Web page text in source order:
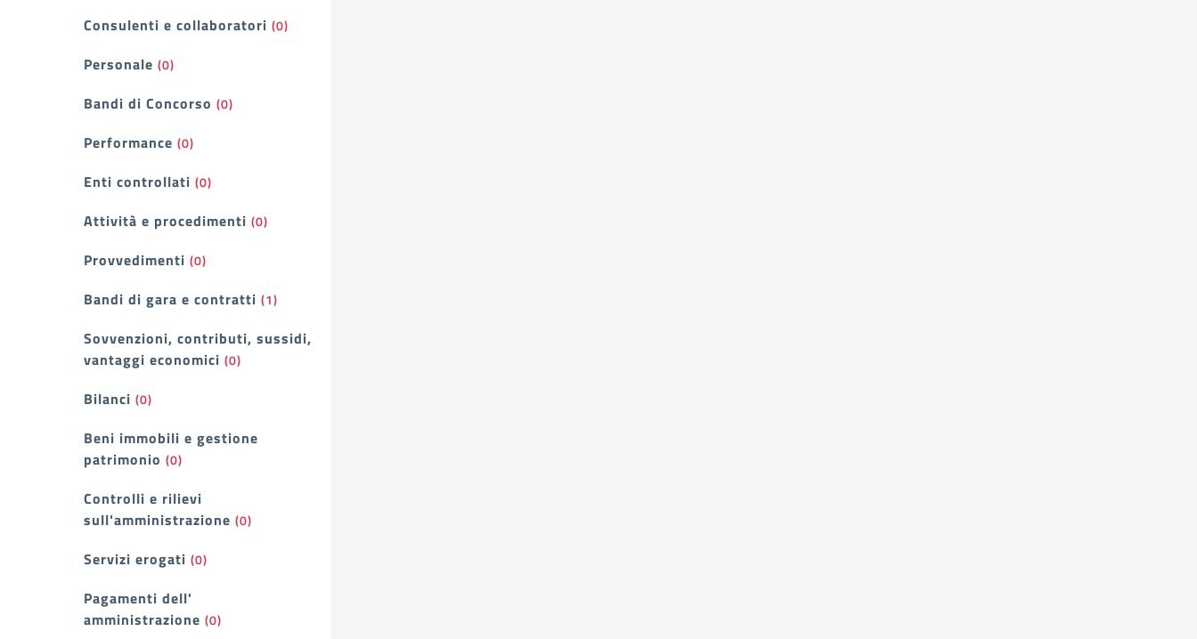
Consulenti e collaboratori (0)
Personale (0)
Bandi di Concorso (0)
Performance (0)
Enti controllati (0)
Attività e procedimenti (0)
Provvedimenti (0)
Bandi di gara e contratti (1)
Sovvenzioni, contributi, sussidi,
vantaggi economici (0)
Bilanci (0)
Beni immobili e gestione
patrimonio (0)
Controlli e rilievi
sull'amministrazione (0)
Servizi erogati (0)
Pagamenti dell'
amministrazione (0)